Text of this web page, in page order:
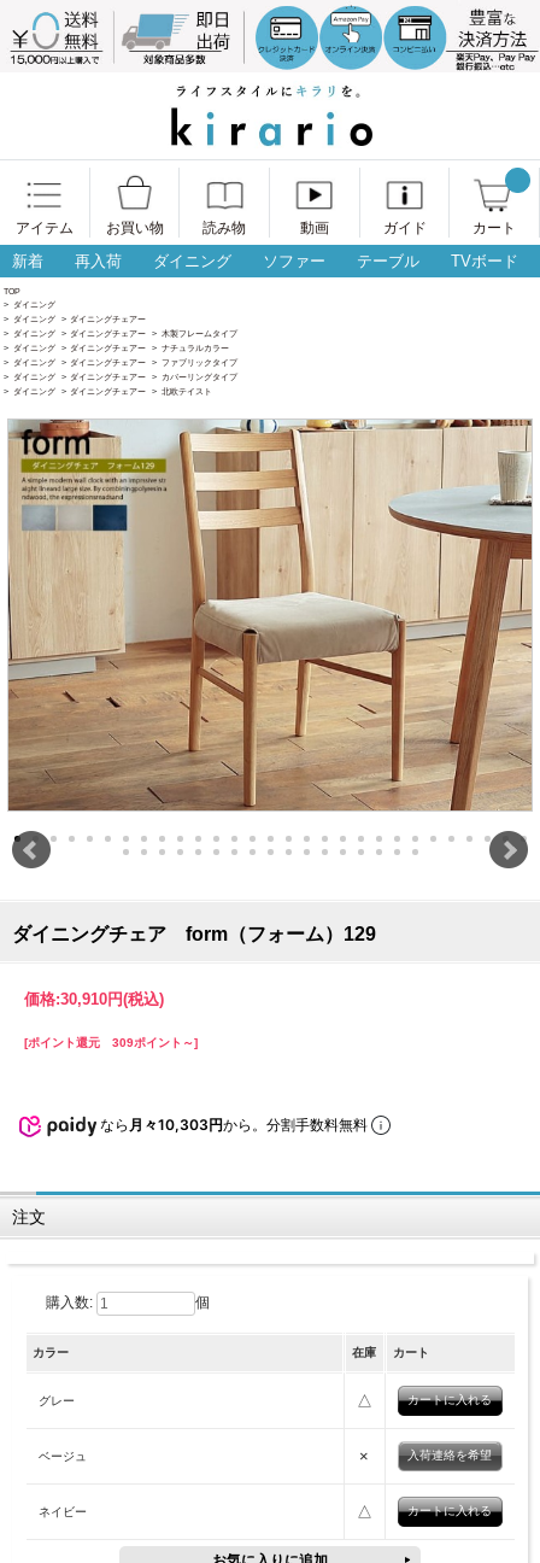
アイテム お買い物 読み物 動画 ガイド カート
新着 再入荷 ダイニング ソファー テーブル TVボード
TOP
> ダイニング
> ダイニング > ダイニングチェアー
> ダイニング > ダイニングチェアー > 木製フレームタイプ
> ダイニング > ダイニングチェアー > ナチュラルカラー
> ダイニング > ダイニングチェアー > ファブリックタイプ
> ダイニング > ダイニングチェアー > カバーリングタイプ
> ダイニング > ダイニングチェアー > 北欧テイスト
ダイニングチェア form（フォーム）129
価格:30,910円(税込)
[ポイント還元 309ポイント～]
なら 月々10,303円から。分割手数料無料
注文
購入数: 個
カラー 在庫 カート
グレー △
ベージュ × 入荷連絡を希望
ネイビー △